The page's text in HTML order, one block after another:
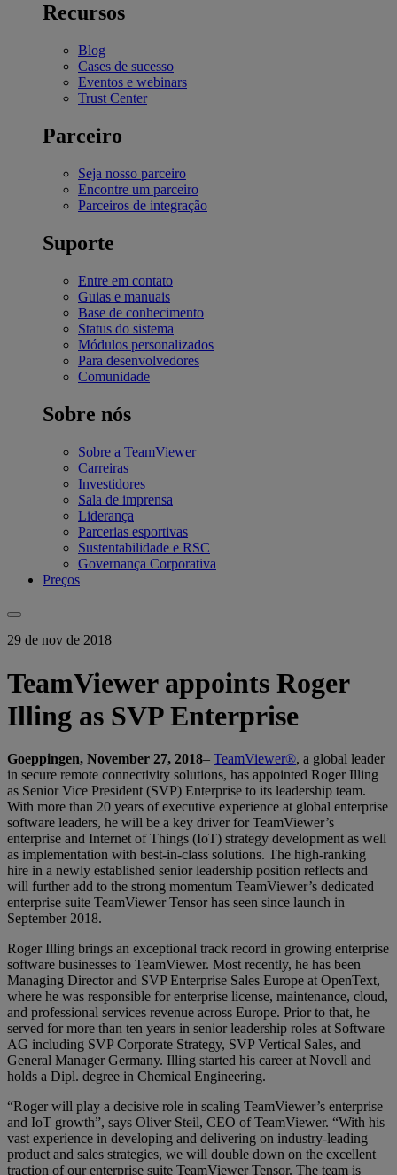
Recursos
Blog
Cases de sucesso
Eventos e webinars
Trust Center
Parceiro
Seja nosso parceiro
Encontre um parceiro
Parceiros de integração
Suporte
Entre em contato
Guias e manuais
Base de conhecimento
Status do sistema
Módulos personalizados
Para desenvolvedores
Comunidade
Sobre nós
Sobre a TeamViewer
Carreiras
Investidores
Sala de imprensa
Liderança
Parcerias esportivas
Sustentabilidade e RSC
Governança Corporativa
Preços
29 de nov de 2018
TeamViewer appoints Roger
Illing as SVP Enterprise
Goeppingen, November 27, 2018– TeamViewer®, a global leader
in secure remote connectivity solutions, has appointed Roger Illing
as Senior Vice President (SVP) Enterprise to its leadership team.
With more than 20 years of executive experience at global enterprise
software leaders, he will be a key driver for TeamViewer’s
enterprise and Internet of Things (IoT) strategy development as well
as implementation with best-in-class solutions. The high-ranking
hire in a newly established senior leadership position reflects and
will further add to the strong momentum TeamViewer’s dedicated
enterprise suite TeamViewer Tensor has seen since launch in
September 2018.
Roger Illing brings an exceptional track record in growing enterprise
software businesses to TeamViewer. Most recently, he has been
Managing Director and SVP Enterprise Sales Europe at OpenText,
where he was responsible for enterprise license, maintenance, cloud,
and professional services revenue across Europe. Prior to that, he
served for more than ten years in senior leadership roles at Software
AG including SVP Corporate Strategy, SVP Vertical Sales, and
General Manager Germany. Illing started his career at Novell and
holds a Dipl. degree in Chemical Engineering.
“Roger will play a decisive role in scaling TeamViewer’s enterprise
and IoT growth”, says Oliver Steil, CEO of TeamViewer. “With his
vast experience in developing and delivering on industry-leading
product and sales strategies, we will double down on the excellent
traction of our enterprise suite TeamViewer Tensor. The team is